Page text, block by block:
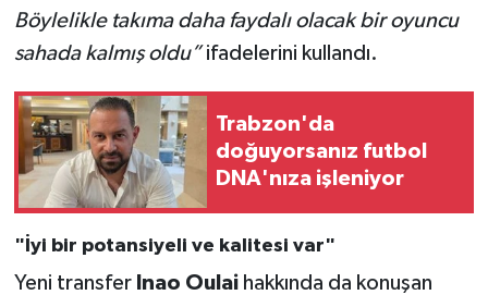
Böylelikle takıma daha faydalı olacak bir oyuncu
sahada kalmış oldu”ifadelerini kullandı.
Trabzon'da
doğuyorsanız futbol
DNA'nıza işleniyor
"İyi bir potansiyeli ve kalitesi var"
Yeni transfer Inao Oulaihakkında da konuşan